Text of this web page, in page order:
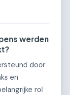
werden
door
en
rol